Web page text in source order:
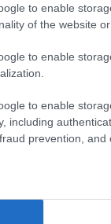
to enable
of the website or
to enable
to enable
including
prevention, and